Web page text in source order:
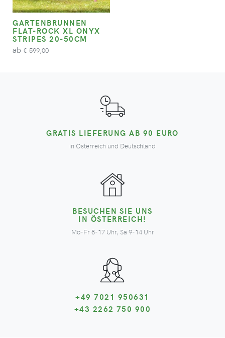
GARTENBRUNNEN
FLAT-ROCK XL ONYX
STRIPES 20-50CM
ab € 599,00
GRATIS LIEFERUNG AB 90 EURO
in Österreich und Deutschland
BESUCHEN SIE UNS
IN ÖSTERREICH!
Mo-Fr 8-17 Uhr, Sa 9-14 Uhr
+49 7021 950631
+43 2262 750 900